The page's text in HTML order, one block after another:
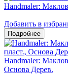
Handmaler:
Добавить в
Handmaler:
Основа Дерев.